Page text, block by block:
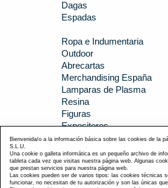
Dagas
Espadas
Ropa e Indumentaria
Outdoor
Abrecartas
Merchandising España
Lamparas de Plasma
Resina
Figuras
Expositores
Funda navajas
Llaveros
Merchandising Militar y
Iluminación
Bienvenida/o a la información básica sobre las cookies de la
S.L.U.
Una cookie o galleta informática es un pequeño archivo de
tableta cada vez que visitas nuestra página web. Algunas
que prestan servicios para nuestra página web.
Las cookies pueden ser de varios tipos: las cookies técnicas
funcionar, no necesitan de tu autorización y son las únicas